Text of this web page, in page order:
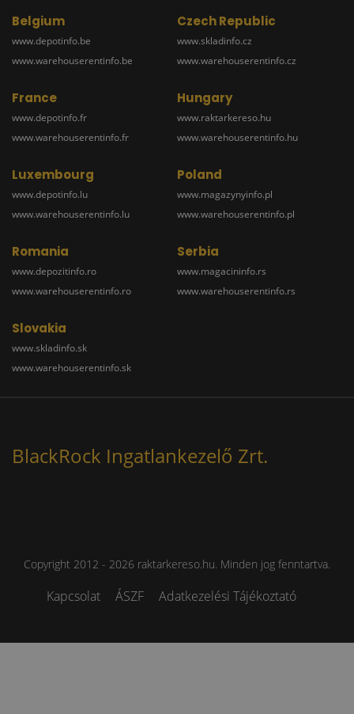
Belgium
www.depotinfo.be
www.warehouserentinfo.be
Czech Republic
www.skladinfo.cz
www.warehouserentinfo.cz
France
www.depotinfo.fr
www.warehouserentinfo.fr
Hungary
www.raktarkereso.hu
www.warehouserentinfo.hu
Luxembourg
www.depotinfo.lu
www.warehouserentinfo.lu
Poland
www.magazynyinfo.pl
www.warehouserentinfo.pl
Romania
www.depozitinfo.ro
www.warehouserentinfo.ro
Serbia
www.magacininfo.rs
www.warehouserentinfo.rs
Slovakia
www.skladinfo.sk
www.warehouserentinfo.sk
BlackRock Ingatlankezelő Zrt.
Copyright 2012 - 2026 raktarkereso.hu. Minden jog fenntartva.
Kapcsolat ÁSZF Adatkezelési Tájékoztató